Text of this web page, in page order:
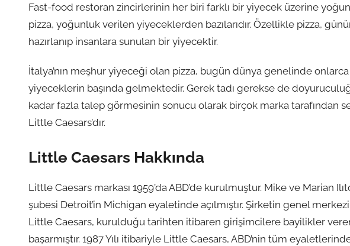
Fast-food restoran zincirlerinin her biri farklı bir yiyecek üzerine
pizza, yoğunluk verilen yiyeceklerden bazılarıdır. Özellikle pizza,
hazırlanıp insanlara sunulan bir yiyecektir.
İtalya’nın meşhur yiyeceği olan pizza, bugün dünya genelinde
yiyeceklerin başında gelmektedir. Gerek tadı gerekse de
kadar fazla talep görmesinin sonucu olarak birçok marka tarafından
Little Caesars’dır.
Little Caesars Hakkında
Little Caesars markası 1959’da ABD’de kurulmuştur. Mike ve Marian
şubesi Detroit’in Michigan eyaletinde açılmıştır. Şirketin genel
Little Caesars, kurulduğu tarihten itibaren girişimcilere bayilikler
başarmıştır. 1987 Yılı itibariyle Little Caesars, ABD’nin tüm